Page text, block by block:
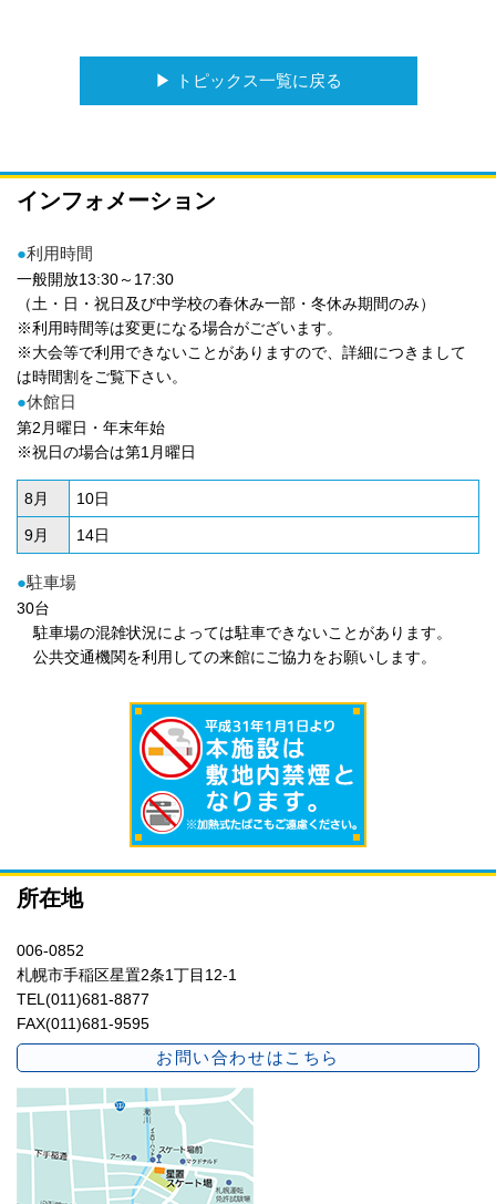
▶︎ トピックス一覧に戻る
インフォメーション
●利用時間
一般開放13:30～17:30
（土・日・祝日及び中学校の春休み一部・冬休み期間のみ）
※利用時間等は変更になる場合がございます。
※大会等で利用できないことがありますので、詳細につきまして
は時間割をご覧下さい。
●休館日
第2月曜日・年末年始
※祝日の場合は第1月曜日
8月 10日
9月 14日
●駐車場
30台
駐車場の混雑状況によっては駐車できないことがあります。
公共交通機関を利用しての来館にご協力をお願いします。
所在地
006-0852
札幌市手稲区星置2条1丁目12-1
TEL(011)681-8877
FAX(011)681-9595
お問い合わせはこちら